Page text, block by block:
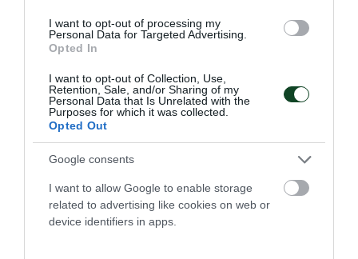
I want to opt-out of processing my
Personal Data for Targeted Advertising.
Opted In
I want to opt-out of Collection, Use,
Retention, Sale, and/or Sharing of my
Personal Data that Is Unrelated with the
Purposes for which it was collected.
Opted Out
Google consents
I want to allow Google to enable storage
related to advertising like cookies on web or
device identifiers in apps.
Στον Παναθηναϊκό η Peace Efih
Ο Παναθηναϊκός Αθλητικός Όμιλος ανακοινώνει την
έναρξη της συνεργασίας του με την Peace Efih για το
06.08.2026 ΠΟΔΟΣΦΑΙΡΟ ΓΥΝΑΙΚΩΝ